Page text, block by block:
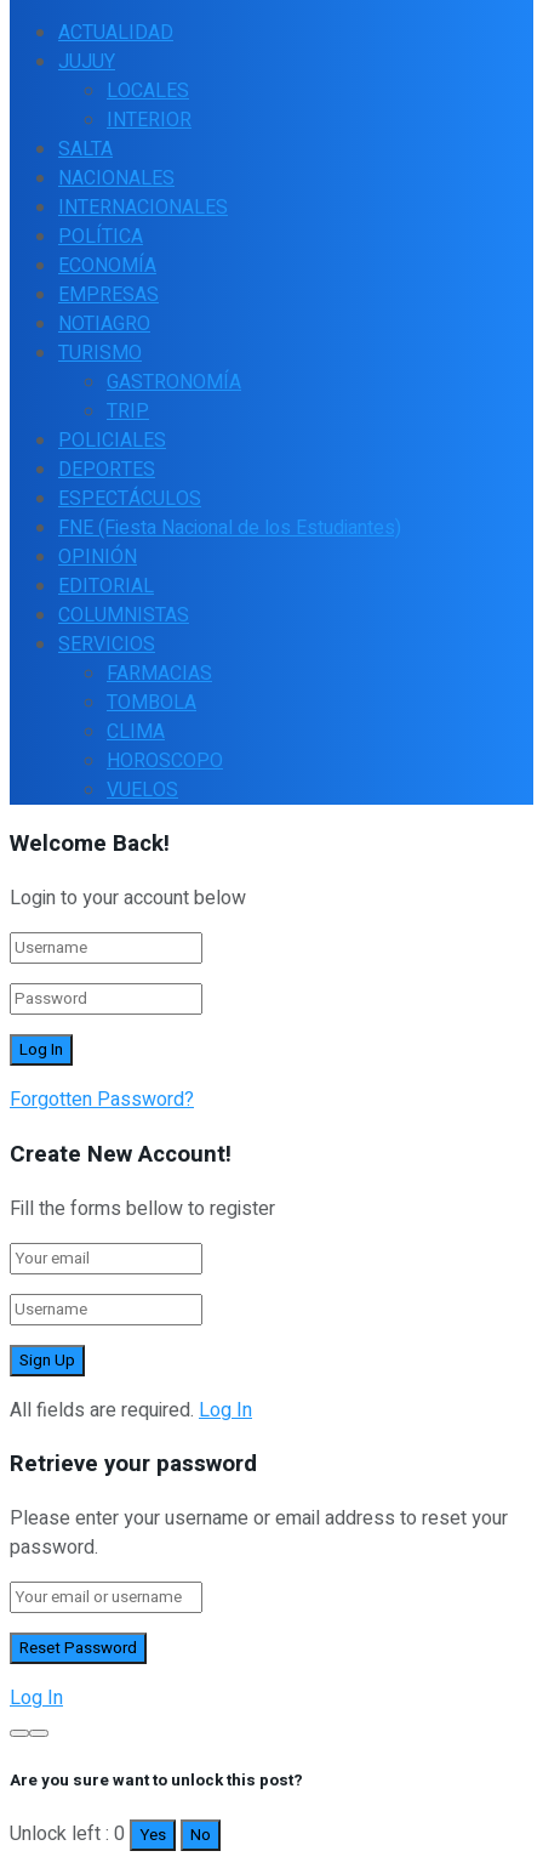
ACTUALIDAD
JUJUY
LOCALES
INTERIOR
SALTA
NACIONALES
INTERNACIONALES
POLÍTICA
ECONOMÍA
EMPRESAS
NOTIAGRO
TURISMO
GASTRONOMÍA
TRIP
POLICIALES
DEPORTES
ESPECTÁCULOS
FNE (Fiesta Nacional de los Estudiantes)
OPINIÓN
EDITORIAL
COLUMNISTAS
SERVICIOS
FARMACIAS
TOMBOLA
CLIMA
HOROSCOPO
VUELOS
Welcome Back!
Login to your account below
Forgotten Password?
Create New Account!
Fill the forms bellow to register
All fields are required. Log In
Retrieve your password
Please enter your username or email address to reset your
password.
Log In
Are you sure want to unlock this post?
Unlock left : 0 Yes No